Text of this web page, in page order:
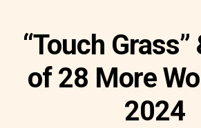
“Touch
of 28 More
2024